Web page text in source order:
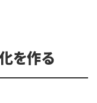
を作る